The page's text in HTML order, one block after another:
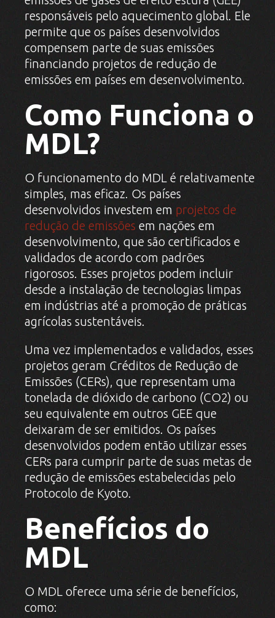
responsáveis pelo aquecimento global. Ele
permite que os países desenvolvidos
compensem parte de suas emissões
financiando projetos de redução de
emissões em países em desenvolvimento.
Como Funciona o
MDL?
O funcionamento do MDL é relativamente
simples, mas eficaz. Os países
desenvolvidos investem em projetos de
redução de emissões em nações em
desenvolvimento, que são certificados e
validados de acordo com padrões
rigorosos. Esses projetos podem incluir
desde a instalação de tecnologias limpas
em indústrias até a promoção de práticas
agrícolas sustentáveis.
Uma vez implementados e validados, esses
projetos geram Créditos de Redução de
Emissões (CERs), que representam uma
tonelada de dióxido de carbono (CO2) ou
seu equivalente em outros GEE que
deixaram de ser emitidos. Os países
desenvolvidos podem então utilizar esses
CERs para cumprir parte de suas metas de
redução de emissões estabelecidas pelo
Protocolo de Kyoto.
Benefícios do
MDL
O MDL oferece uma série de benefícios,
como: